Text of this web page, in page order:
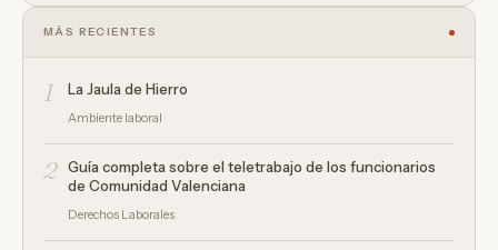
MÁS RECIENTES
1 La Jaula de Hierro
Ambiente laboral
2
Guía completa sobre el teletrabajo de los funcionarios
de Comunidad Valenciana
Derechos Laborales